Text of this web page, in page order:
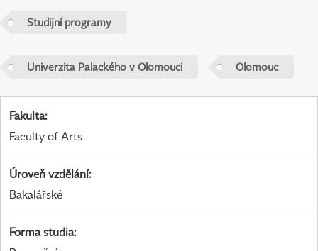
Studijní programy
Univerzita Palackého v Olomouci Olomouc
Fakulta:
Faculty of Arts
Úroveň vzdělání:
Bakalářské
Forma studia: